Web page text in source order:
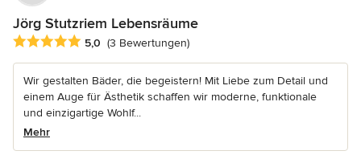
Jörg Stutzriem Lebensräume
Durchschnittliche Bewertung: 5 von 5 Sternen
5,0 (3 Bewertungen)
Wir gestalten Bäder, die begeistern! Mit Liebe zum Detail und
einem Auge für Ästhetik schaffen wir moderne, funktionale
und einzigartige Wohlf...
Mehr